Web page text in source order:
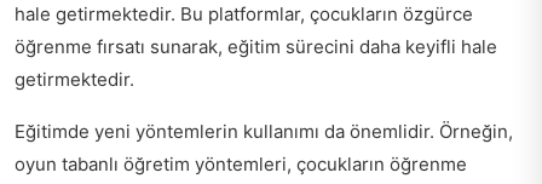
hale getirmektedir. Bu platformlar, çocukların özgürce
öğrenme fırsatı sunarak, eğitim sürecini daha keyifli hale
getirmektedir.
Eğitimde yeni yöntemlerin kullanımı da önemlidir. Örneğin,
oyun tabanlı öğretim yöntemleri, çocukların öğrenme